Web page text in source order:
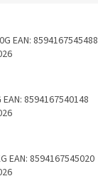
EAN: 8594167545488
EAN: 8594167540148
EAN: 8594167545020